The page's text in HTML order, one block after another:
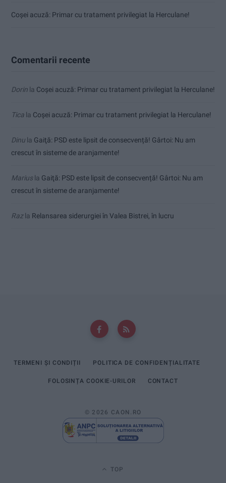
Coșei acuză: Primar cu tratament privilegiat la Herculane!
Comentarii recente
Dorin la Coșei acuză: Primar cu tratament privilegiat la Herculane!
Tica la Coșei acuză: Primar cu tratament privilegiat la Herculane!
Dinu la Gaiţă: PSD este lipsit de consecvență! Gârtoi: Nu am
crescut în sisteme de aranjamente!
Mariusla Gaiţă: PSD este lipsit de consecvență! Gârtoi: Nu am
crescut în sisteme de aranjamente!
Razla Relansarea siderurgiei în Valea Bistrei, în lucru
TERMENI ȘI CONDIȚII POLITICA DE CONFIDENȚIALITATE
FOLOSINȚA COOKIE-URILOR CONTACT
© 2026 CAON.RO
TOP